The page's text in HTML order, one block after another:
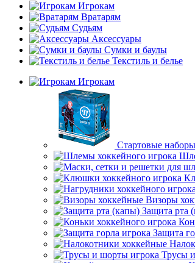
Игрокам
Вратарям
Судьям
Аксессуары
Сумки и баулы
Текстиль и белье
Игрокам
Стартовые
Визоры
Защита рта
Защита
Трусы